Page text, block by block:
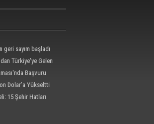
geri sayım başladı
Türkiye'ye Gelen
Başvuru
Dolar’a Yükseltti
15 Şehir Hatları